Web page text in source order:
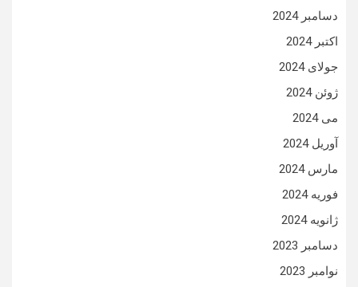
دسامبر 2024
اکتبر 2024
جولای 2024
ژوئن 2024
می 2024
آوریل 2024
مارس 2024
فوریه 2024
ژانویه 2024
دسامبر 2023
نوامبر 2023